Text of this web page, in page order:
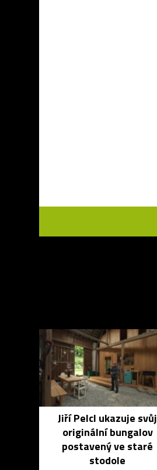
Jiří Pelcl ukazuje svůj
originální bungalov
postavený ve staré
stodole